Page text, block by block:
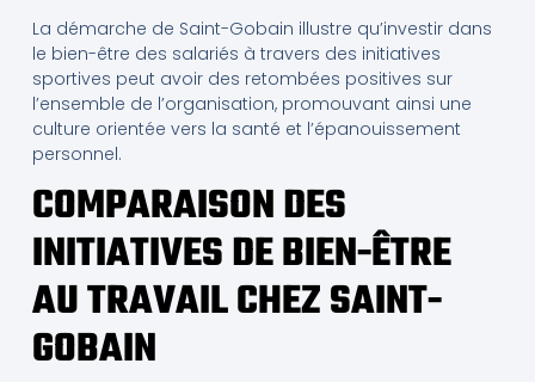
La démarche de Saint-Gobain illustre qu’investir dans
le bien-être des salariés à travers des initiatives
sportives peut avoir des retombées positives sur
l’ensemble de l’organisation, promouvant ainsi une
culture orientée vers la santé et l’épanouissement
personnel.
COMPARAISON DES
INITIATIVES DE BIEN-ÊTRE
AU TRAVAIL CHEZ SAINT-
GOBAIN